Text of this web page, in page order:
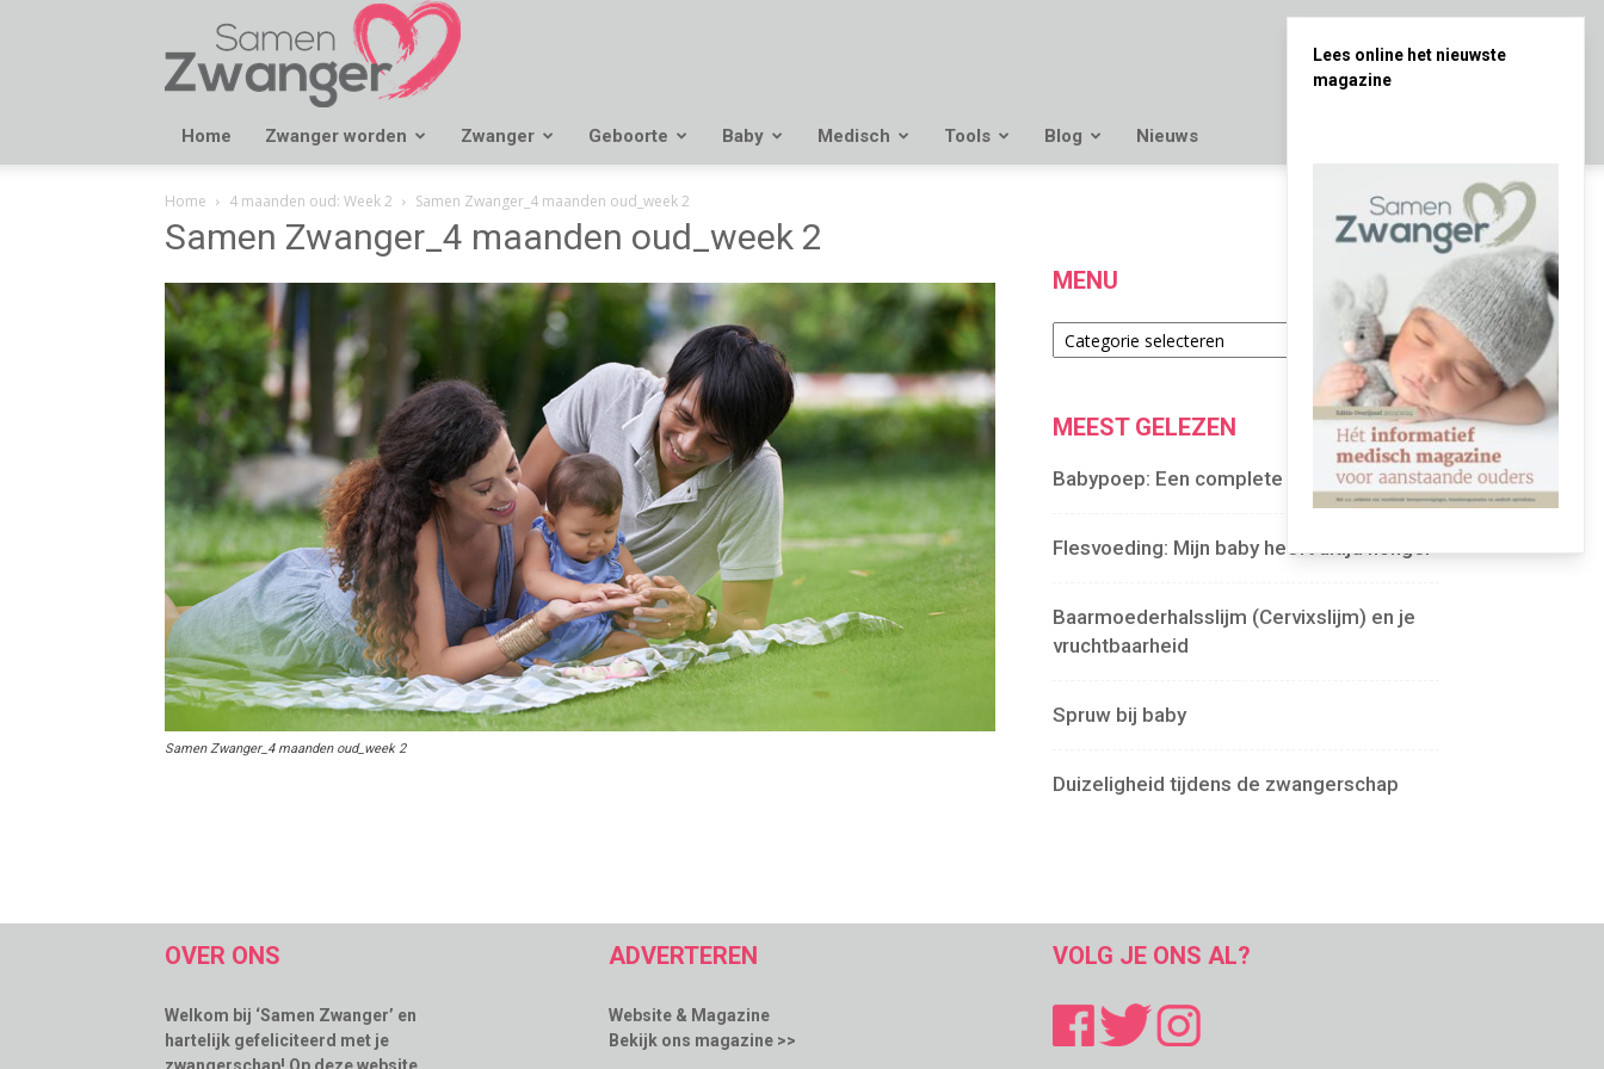
Samen
Zwanger
Home Zwanger worden Zwanger Geboorte Baby Medisch Tools Blog Nieuws
Home 4 maanden oud: Week 2 Samen Zwanger_4 maanden oud_week 2
Samen Zwanger_4 maanden oud_week 2
Samen Zwanger_4 maanden oud_week 2
MENU
Menu
MEEST GELEZEN
Babypoep: Een complete gids
Flesvoeding: Mijn baby heeft altijd honger
Baarmoederhalsslijm (Cervixslijm) en je
vruchtbaarheid
Spruw bij baby
Duizeligheid tijdens de zwangerschap
OVER ONS
Welkom bij ‘Samen Zwanger’ en
hartelijk gefeliciteerd met je
ADVERTEREN
Website & Magazine
Bekijk ons magazine >>
VOLG JE ONS AL?
Lees online het nieuwste
magazine